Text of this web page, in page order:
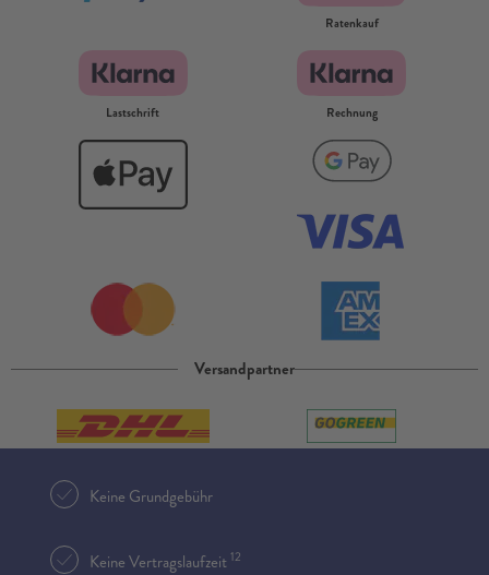
Ratenkauf
Lastschrift Rechnung
Versandpartner
Keine Grundgebühr
Keine Vertragslaufzeit12